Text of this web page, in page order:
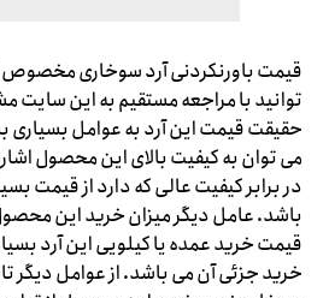
قیمت باورنکردنی آرد سوخاری مخصوص
‌توانید با مراجعه مستقیم به این سایت
حقیقت قیمت این آرد به عوامل بسیاری
می ‌توان به کیفیت بالای این محصول
در برابر کیفیت عالی که دارد از قیمت
‌باشد. عامل دیگر میزان خرید این
قیمت خرید عمده یا کیلویی این آرد
خرید جزئی آن می ‌باشد. از عوامل دیگر